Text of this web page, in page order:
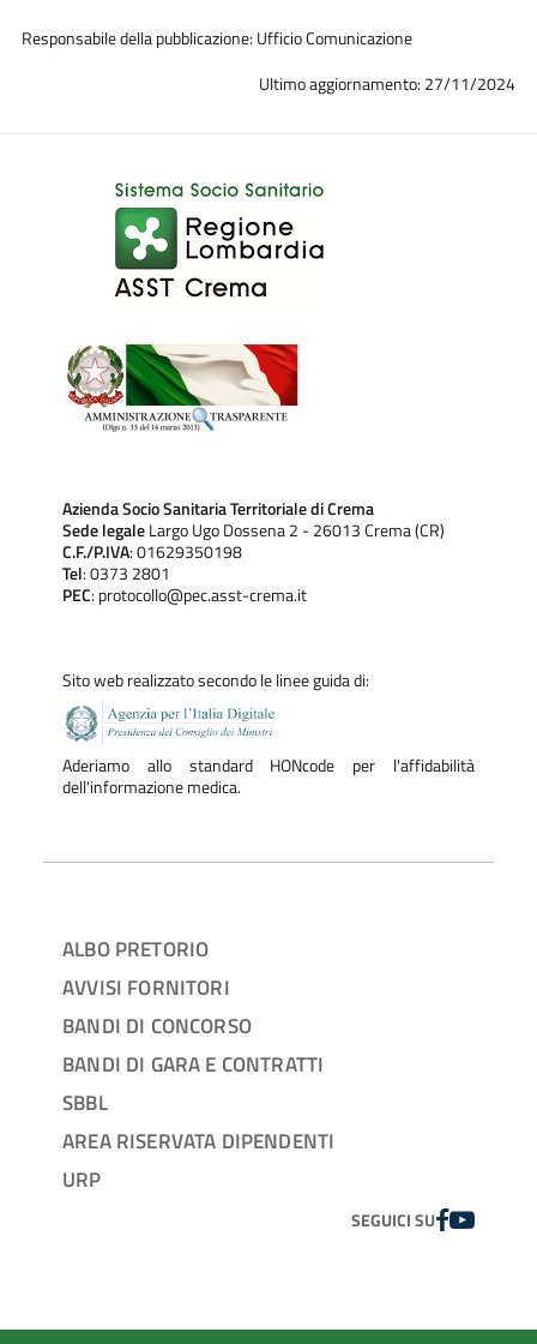
Responsabile della pubblicazione: Ufficio Comunicazione
Ultimo aggiornamento: 27/11/2024
Azienda Socio Sanitaria Territoriale di Crema
Sede legaleLargo Ugo Dossena 2 - 26013 Crema (CR)
C.F./P.IVA: 01629350198
Tel: 0373 2801
PEC: protocollo@pec.asst-crema.it
Sito web realizzato secondo le linee guida di:
Aderiamo allo standard HONcode per l'affidabilità
dell'informazione medica.
ALBO PRETORIO
AVVISI FORNITORI
BANDI DI CONCORSO
BANDI DI GARA E CONTRATTI
SBBL
AREA RISERVATA DIPENDENTI
URP
SEGUICI SUFACEBOOK
YOUTUBE